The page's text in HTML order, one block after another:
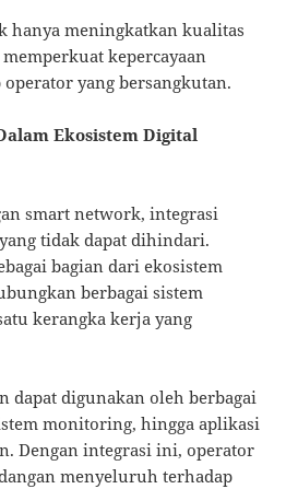
hanya meningkatkan kualitas
kepercayaan
yang bersangkutan.
Ekosistem Digital
smart network, integrasi
tidak dapat dihindari.
bagian dari ekosistem
berbagai sistem
kerangka kerja yang
dapat digunakan oleh berbagai
monitoring, hingga aplikasi
Dengan integrasi ini, operator
menyeluruh terhadap